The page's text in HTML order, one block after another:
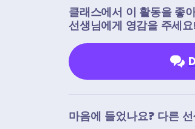
클래스에서 이 활동을 좋
선생님에게 영감을 주세요!
마음에 들었나요? 다른